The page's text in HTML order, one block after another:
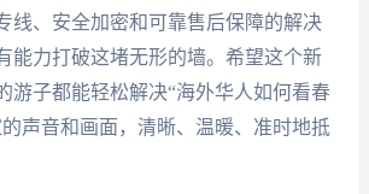
线、安全加密和可靠售后保障的解决
能力打破这堵无形的墙。希望这个新
游子都能轻松解决“海外华人如何看春
声音和画面，清晰、温暖、准时地抵